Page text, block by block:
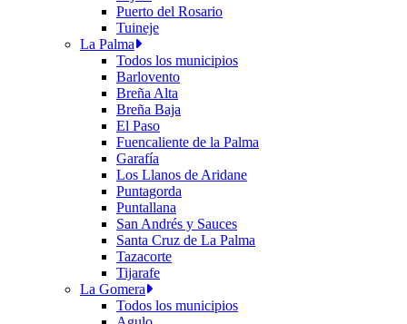
Puerto del Rosario
Tuineje
La Palma
Todos los municipios
Barlovento
Breña Alta
Breña Baja
El Paso
Fuencaliente de la Palma
Garafía
Los Llanos de Aridane
Puntagorda
Puntallana
San Andrés y Sauces
Santa Cruz de La Palma
Tazacorte
Tijarafe
La Gomera
Todos los municipios